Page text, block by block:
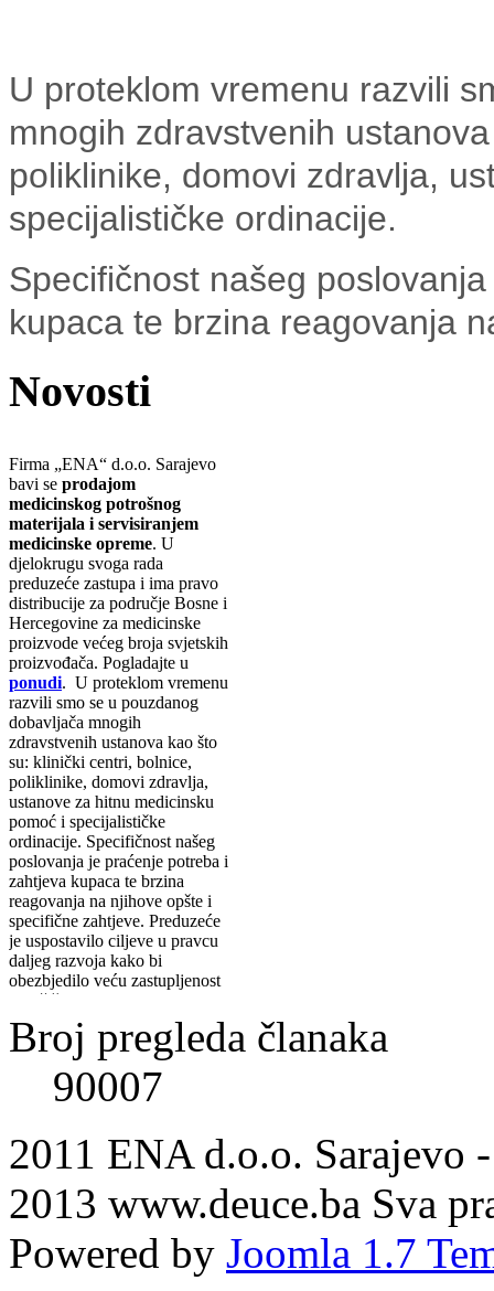
U proteklom vremenu razvili
mnogih zdravstvenih
poliklinike, domovi zdravlja,
specijalističke ordinacije.
Specifičnost našeg
kupaca te brzina reagovanja
Novosti
Firma „ENA“ d.o.o. Sarajevo
bavi se prodajom
medicinskog potrošnog
materijala i servisiranjem
medicinske opreme. U
djelokrugu svoga rada
preduzeće zastupa i ima pravo
distribucije za područje Bosne i
Hercegovine za medicinske
proizvode većeg broja svjetskih
proizvođača. Pogladajte u
ponudi. U proteklom vremenu
razvili smo se u pouzdanog
dobavljača mnogih
zdravstvenih ustanova kao što
su: klinički centri, bolnice,
poliklinike, domovi zdravlja,
ustanove za hitnu medicinsku
pomoć i specijalističke
ordinacije. Specifičnost našeg
poslovanja je praćenje potreba i
zahtjeva kupaca te brzina
reagovanja na njihove opšte i
specifične zahtjeve. Preduzeće
je uspostavilo ciljeve u pravcu
daljeg razvoja kako bi
obezbjedilo veću zastupljenost
na tržištu i ispunjene
specifičnih zahtjeva i
očekivanja kupaca. „ENA“
d.o.o. Sarajevo je uskladio
svoje poslovanje sa zahtjevima
međunarodnog standarda
obezbjedilo upravljanje
sistemom kvaliteta uz
efikasnosti procesa i
obezbjedilo kontinuirano
poboljšanje cjelokupnog
sistema.
Broj pregleda članaka
90007
2011 ENA d.o.o. Sarajevo
2013 www.deuce.ba Sva
Powered by Joomla 1.7